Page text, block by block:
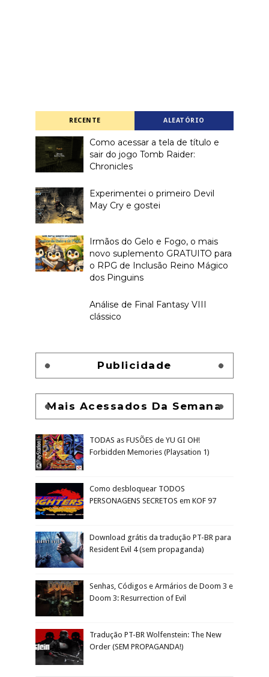
RECENTE ALEATÓRIO
sair do jogo Tomb Raider:
Chronicles
May Cry e gostei
Irmãos do Gelo e Fogo, o mais
novo suplemento GRATUITO para
Análise de Final Fantasy VIII
Mais Acessados Da Semana
TODAS as FUSÕES de YU GI OH!
Forbidden Memories (Playsation 1)
Como desbloquear TODOS
PERSONAGENS SECRETOS em KOF 97